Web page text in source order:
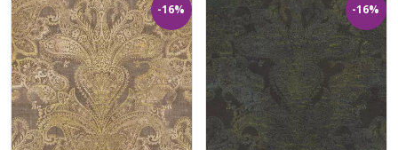
-16% -16%